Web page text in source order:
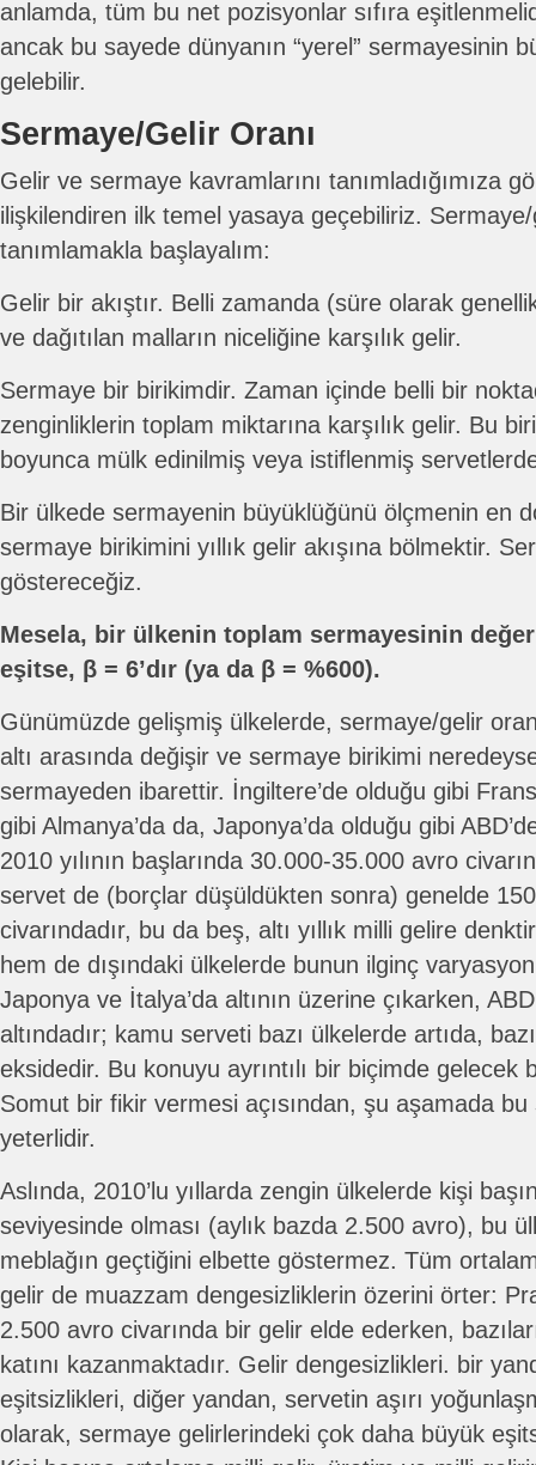
anlamda, tüm bu net pozisyonlar sıfıra
ancak bu sayede dünyanın “yerel” sermayesinin
gelebilir.
Sermaye/Gelir Oranı
Gelir ve sermaye kavramlarını tanımladığımıza
ilişkilendiren ilk temel yasaya geçebiliriz. Sermaye/
tanımlamakla başlayalım:
Gelir bir akıştır. Belli zamanda (süre olarak
ve dağıtılan malların niceliğine karşılık gelir.
Sermaye bir birikimdir. Zaman içinde belli bir
zenginliklerin toplam miktarına karşılık gelir. Bu
boyunca mülk edinilmiş veya istiflenmiş
Bir ülkede sermayenin büyüklüğünü ölçmenin en
sermaye birikimini yıllık gelir akışına bölmektir.
göstereceğiz.
Mesela, bir ülkenin toplam sermayesinin
eşitse, β = 6’dır (ya da β = %600).
Günümüzde gelişmiş ülkelerde, sermaye/gelir
altı arasında değişir ve sermaye birikimi
sermayeden ibarettir. İngiltere’de olduğu gibi
gibi Almanya’da da, Japonya’da olduğu gibi
2010 yılının başlarında 30.000-35.000 avro
servet de (borçlar düşüldükten sonra) genelde
civarındadır, bu da beş, altı yıllık milli gelire
hem de dışındaki ülkelerde bunun ilginç
Japonya ve İtalya’da altının üzerine çıkarken,
altındadır; kamu serveti bazı ülkelerde artıda,
eksidedir. Bu konuyu ayrıntılı bir biçimde gelecek
Somut bir fikir vermesi açısından, şu aşamada
yeterlidir.
Aslında, 2010’lu yıllarda zengin ülkelerde kişi
seviyesinde olması (aylık bazda 2.500 avro), bu
meblağın geçtiğini elbette göstermez. Tüm
gelir de muazzam dengesizliklerin özerini örter:
2.500 avro civarında bir gelir elde ederken,
katını kazanmaktadır. Gelir dengesizlikleri. bir
eşitsizlikleri, diğer yandan, servetin aşırı
olarak, sermaye gelirlerindeki çok daha büyük